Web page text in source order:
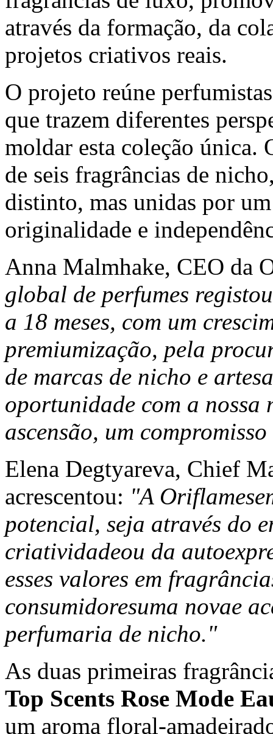
através da formação, da
projetos criativos reais.
O projeto reúne
que trazem diferentes
moldar esta coleção única.
de seis fragrâncias de
distinto, mas unidas por
originalidade e
Anna Malmhake, CEO da
global de perfumes
a 18 meses, com um
premiumização, pela
de marcas de nicho e
oportunidade com a nossa
ascensão, um
Elena Degtyareva, Chief
acrescentou: "A Oriflame
potencial, seja através do
criatividadeou da
esses valores em
consumidoresuma novae
perfumaria de nicho."
As duas primeiras
Top Scents Rose Mode
um aroma floral-